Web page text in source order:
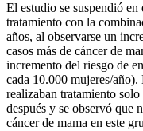
El estudio se suspendió
tratamiento con la
años, al observarse un
casos más de cáncer de
incremento del riesgo de
cada 10.000 mujeres/
realizaban tratamiento
después y se observó que
cáncer de mama en este